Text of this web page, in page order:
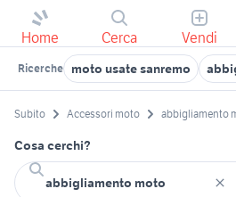
Home Cerca Vendi
Ricerche moto usate sanremo
Subito Accessori moto abbigliamento
Cosa cerchi?